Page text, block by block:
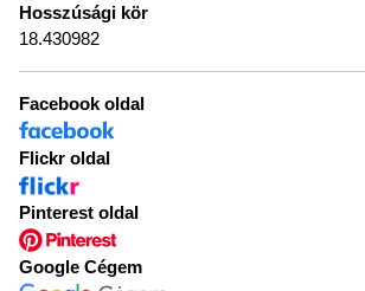
Hosszúsági kör
18.430982
Facebook oldal
Flickr oldal
Pinterest oldal
Google Cégem